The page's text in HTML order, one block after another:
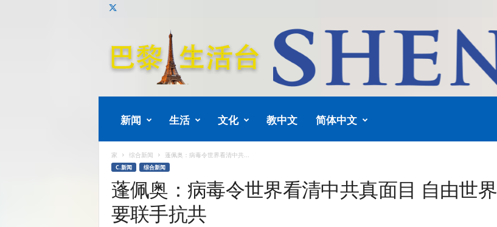
新闻 生活 文化 教中文 简体中文
家 综合新闻 蓬佩奥：病毒令世界看清中共...
C.新闻 综合新闻
蓬佩奥：病毒令世界看清中共真面目 自由世界
要联手抗共